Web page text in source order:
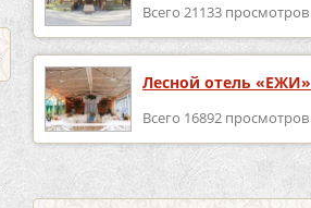
Всего 21133 просмотров
Лесной отель «ЕЖИ»
Всего 16892 просмотров